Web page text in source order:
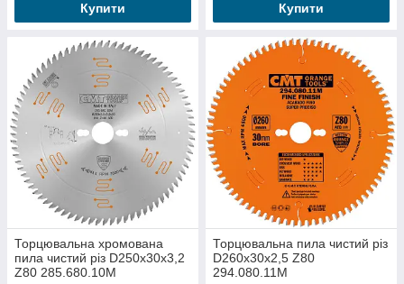
Купити Купити
Торцювальна хромована
пила чистий різ D250x30x3,2
Z80 285.680.10M
Торцювальна пила чистий різ
D260x30x2,5 Z80
294.080.11M